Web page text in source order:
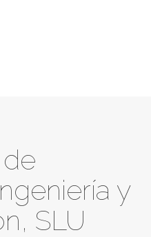
y
SLU